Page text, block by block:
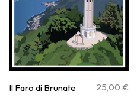
Il Faro di Brunate 25,00 €